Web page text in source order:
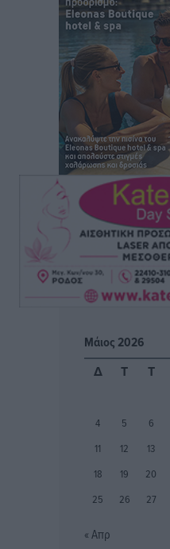
Πολιτιστικά• πριν 3 ώρες
Έκτακτη συνεδρίαση
αύριο Παρασκευή 7
Τοπικές Ειδήσεις πριν 3 ώρες
ΑΕΡΑ: Δεν σταματάει να
Μητρόπουλος
Αθλητικά• πριν 3 ώρες
Κλεάνθης: Δουλειές
ατομικό για δύο
Αθλητικά πριν 3 ώρες
Φοίβος: Εν αναμονή
Εθνικός Αρχίπολης:
Ιππότες: Με το βλέμμα
Μάιος 2026
Δ
Τ Τ
4
5 6
11
12 13
18
19 20
25
26 27
« Απρ